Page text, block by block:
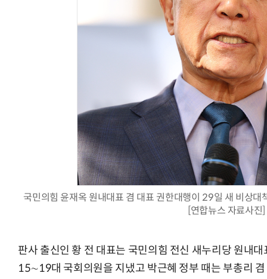
국민의힘 윤재옥 원내대표 겸 대표 권한대행이 29일 새 비상
[연합뉴스 자료사진]
판사 출신인 황 전 대표는 국민의힘 전신 새누리당 원내
15∼19대 국회의원을 지냈고 박근혜 정부 때는 부총리
AI Native Enterprise를 지원하